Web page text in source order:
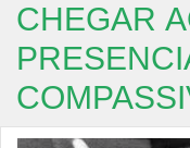
CHEGAR